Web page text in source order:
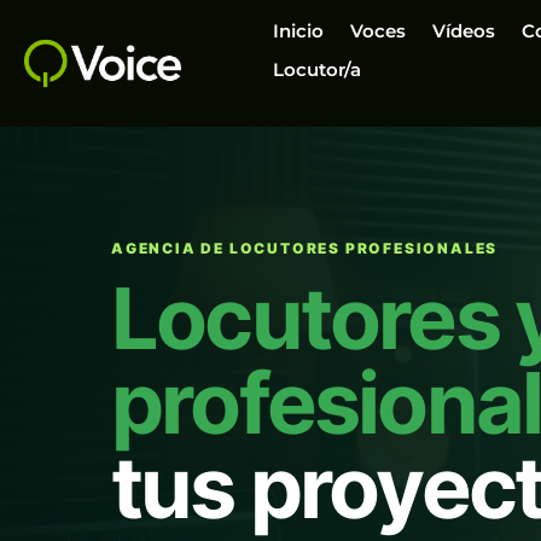
Inicio Voces Vídeos
Locutor/a
AGENCIA DE LOCUTORES PROFESIONALES
Locutores
tus